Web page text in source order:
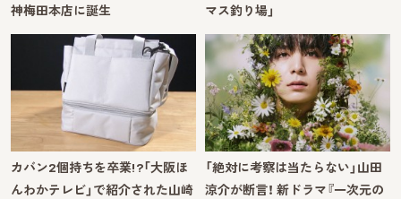
神梅田本店に誕生
マス釣り場」
カバン2個持ちを卒業!?「大阪ほ
んわかテレビ」で紹介された山崎
「絶対に考察は当たらない」山田
涼介が断言！ 新ドラマ『一次元の